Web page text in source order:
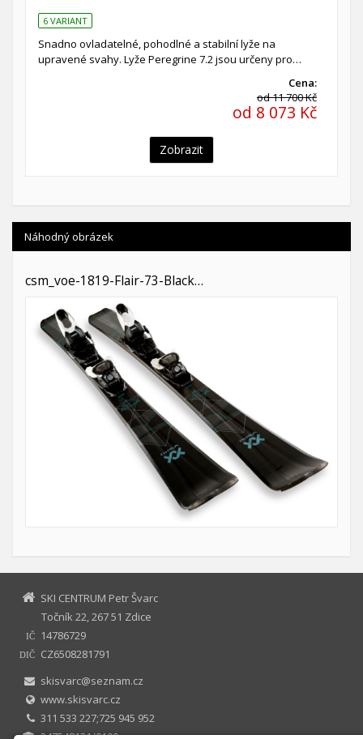
6 VARIANT
Snadno ovladatelné, pohodlné a stabilní lyže na
upravené svahy. Lyže Peregrine 7.2 jsou určeny pro…
Cena:
od 11 700 Kč
od 8 073 Kč
Zobrazit
Náhodný obrázek
csm_voe-1819-Flair-73-Black…
SKI CENTRUM Petr Švarc
Točník 22, 267 51 Zdice
IČ 14786729
DIČ
CZ6508281791
skisvarc@seznam.cz
www.skisvarc.cz
311 533 227;725 945 952